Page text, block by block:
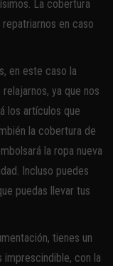
La cobertura
en caso
en este caso la
ya que nos
los artículos que
la cobertura de
la ropa nueva
Incluso puedes
puedas llevar tus
tienes un
imprescindible, con la